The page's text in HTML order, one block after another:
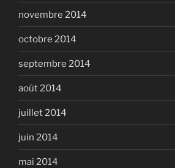
novembre 2014
octobre 2014
septembre 2014
août 2014
juillet 2014
juin 2014
mai 2014